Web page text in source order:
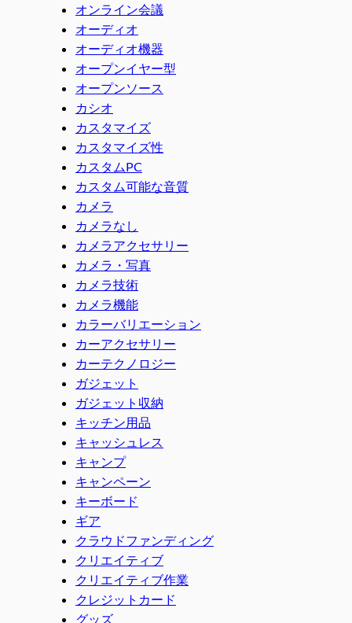
オンライン会議
オーディオ
オーディオ機器
オープンイヤー型
オープンソース
カシオ
カスタマイズ
カスタマイズ性
カスタムPC
カスタム可能な音質
カメラ
カメラなし
カメラアクセサリー
カメラ・写真
カメラ技術
カメラ機能
カラーバリエーション
カーアクセサリー
カーテクノロジー
ガジェット
ガジェット収納
キッチン用品
キャッシュレス
キャンプ
キャンペーン
キーボード
ギア
クラウドファンディング
クリエイティブ
クリエイティブ作業
クレジットカード
グッズ